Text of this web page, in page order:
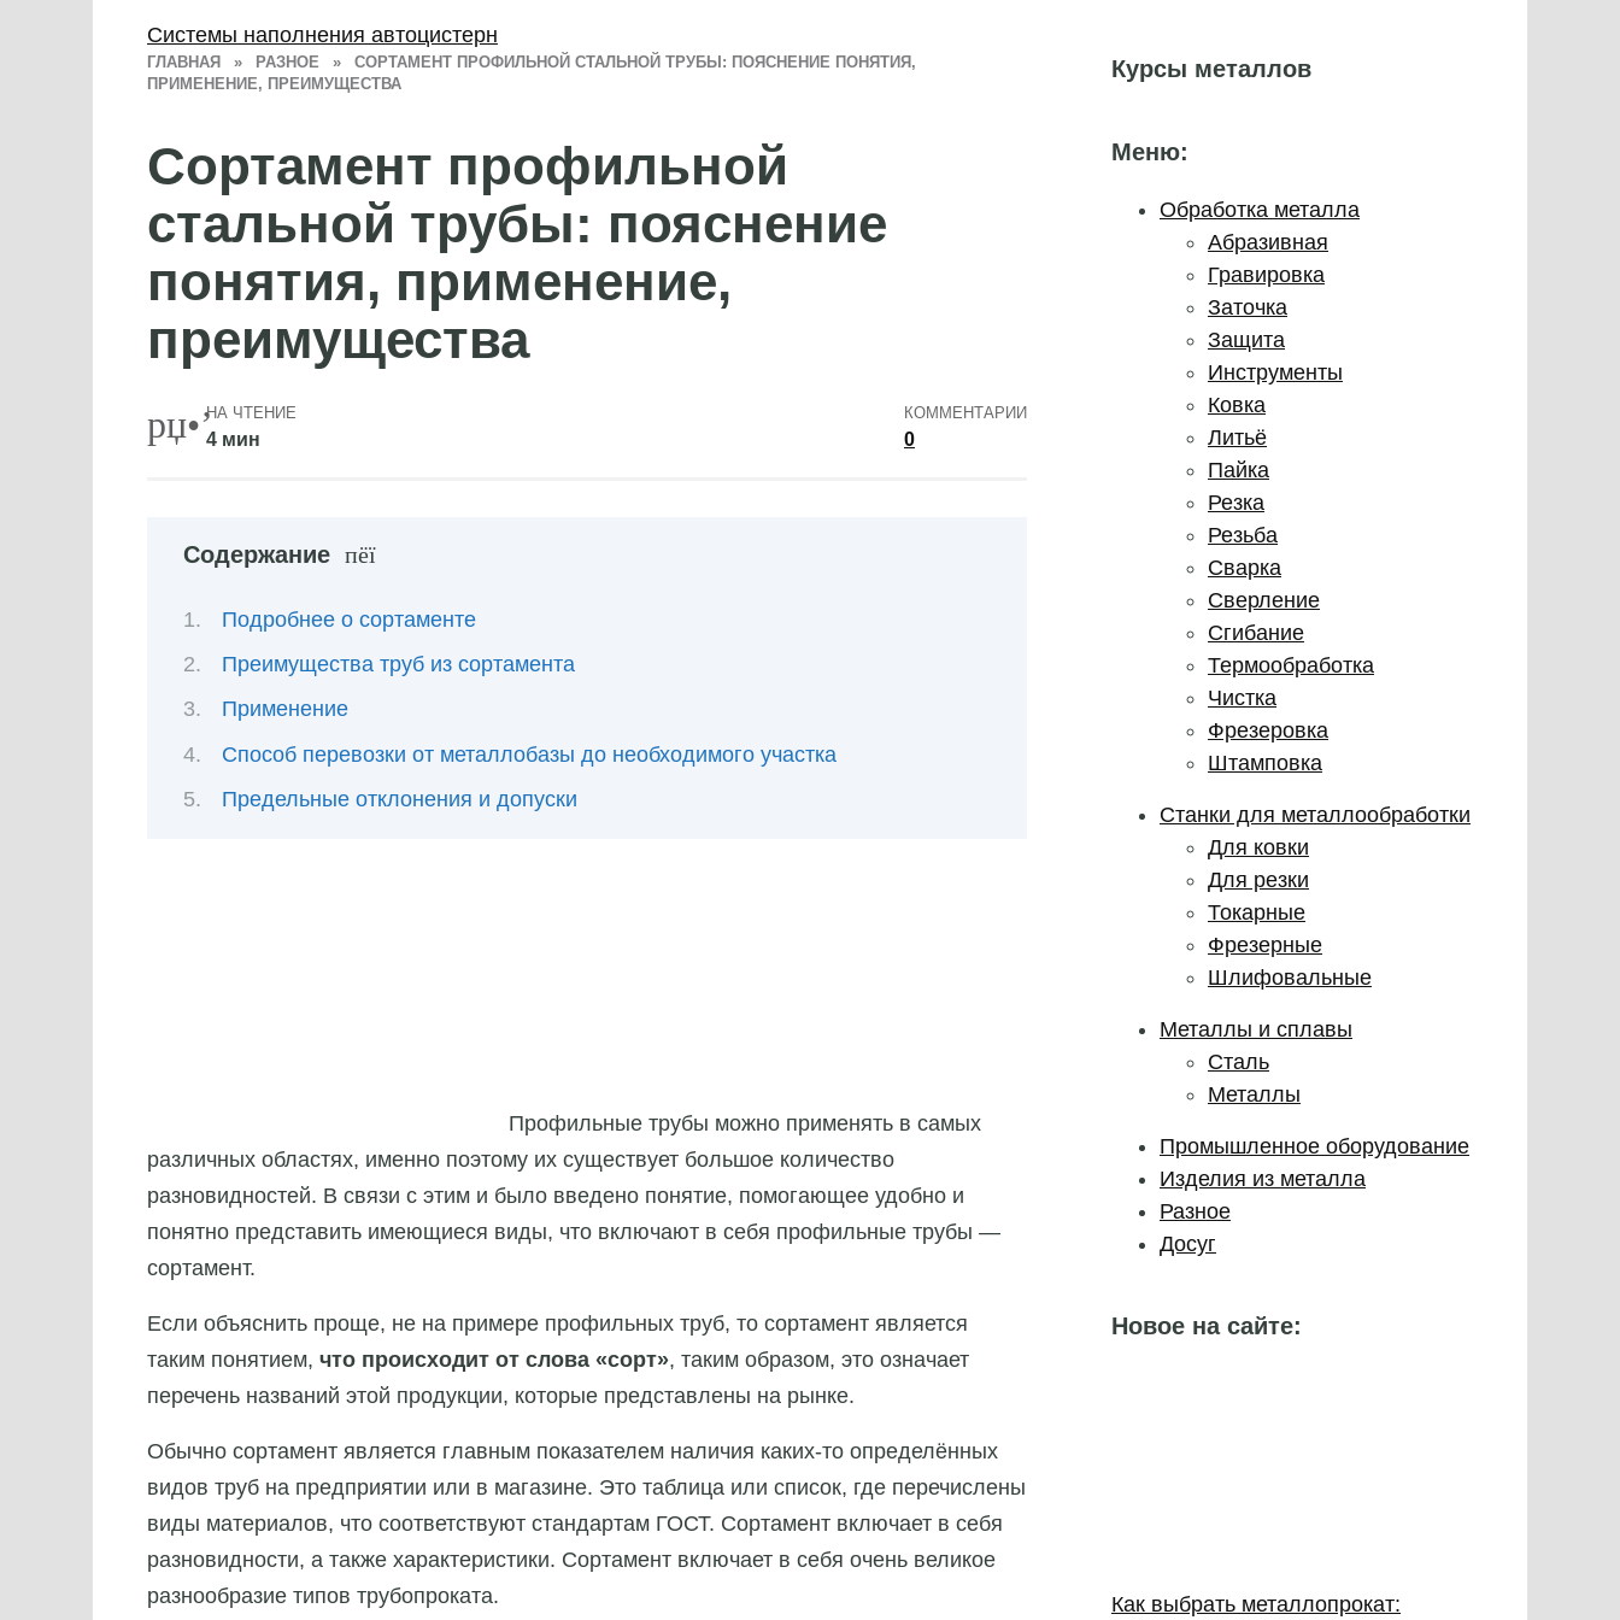
ГЛАВНАЯ » РАЗНОЕ »
СОРТАМЕНТ ПРОФИЛЬНОЙ СТАЛЬНОЙ ТРУБЫ: ПОЯСНЕНИЕ ПОНЯТИЯ,
ПРИМЕНЕНИЕ, ПРЕИМУЩЕСТВА
Сортамент профильной
стальной трубы: пояснение
понятия, применение,
преимущества
НА ЧТЕНИЕ
4 мин
КОММЕНТАРИИ
0
Содержание
Подробнее о сортаменте
Преимущества труб из сортамента
Применение
Способ перевозки от металлобазы до необходимого участка
Предельные отклонения и допуски
Профильные трубы можно применять в самых
различных областях, именно поэтому их существует большое количество
разновидностей. В связи с этим и было введено понятие, помогающее удобно и
понятно представить имеющиеся виды, что включают в себя профильные трубы —
сортамент.
Если объяснить проще, не на примере профильных труб, то сортамент является
таким понятием, что происходит от слова «сорт», таким образом, это означает
перечень названий этой продукции, которые представлены на рынке.
Обычно сортамент является главным показателем наличия каких-то определённых
видов труб на предприятии или в магазине. Это таблица или список, где перечислены
виды материалов, что соответствуют стандартам ГОСТ. Сортамент включает в себя
разновидности, а также характеристики. Сортамент включает в себя очень великое
разнообразие типов трубопроката.
Курсы металлов
Меню:
Обработка металла
Абразивная
Гравировка
Заточка
Защита
Инструменты
Ковка
Литьё
Пайка
Резка
Резьба
Сварка
Сверление
Сгибание
Термообработка
Чистка
Фрезеровка
Штамповка
Станки для металлообработки
Для ковки
Для резки
Токарные
Фрезерные
Шлифовальные
Металлы и сплавы
Сталь
Металлы
Промышленное оборудование
Изделия из металла
Разное
Досуг
Новое на сайте:
Как выбрать металлопрокат:
Системы наполнения автоцистерн